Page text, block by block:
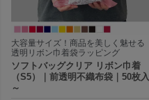
大容量サイズ！商品を美しく魅せる
透明リボン巾着袋ラッピング
ソフトバッグクリア リボン巾着
（S5）｜前透明不織布袋｜50枚入
～